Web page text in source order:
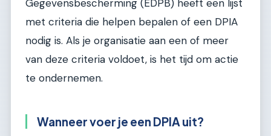
Gegevensbescherming (EDPB) heeft een lijst
met criteria die helpen bepalen of een DPIA
nodig is. Als je organisatie aan een of meer
van deze criteria voldoet, is het tijd om actie
te ondernemen.
Wanneer voer je een DPIA uit?